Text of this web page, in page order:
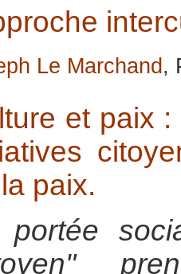
Le Marchand,
et paix
paix.
portée